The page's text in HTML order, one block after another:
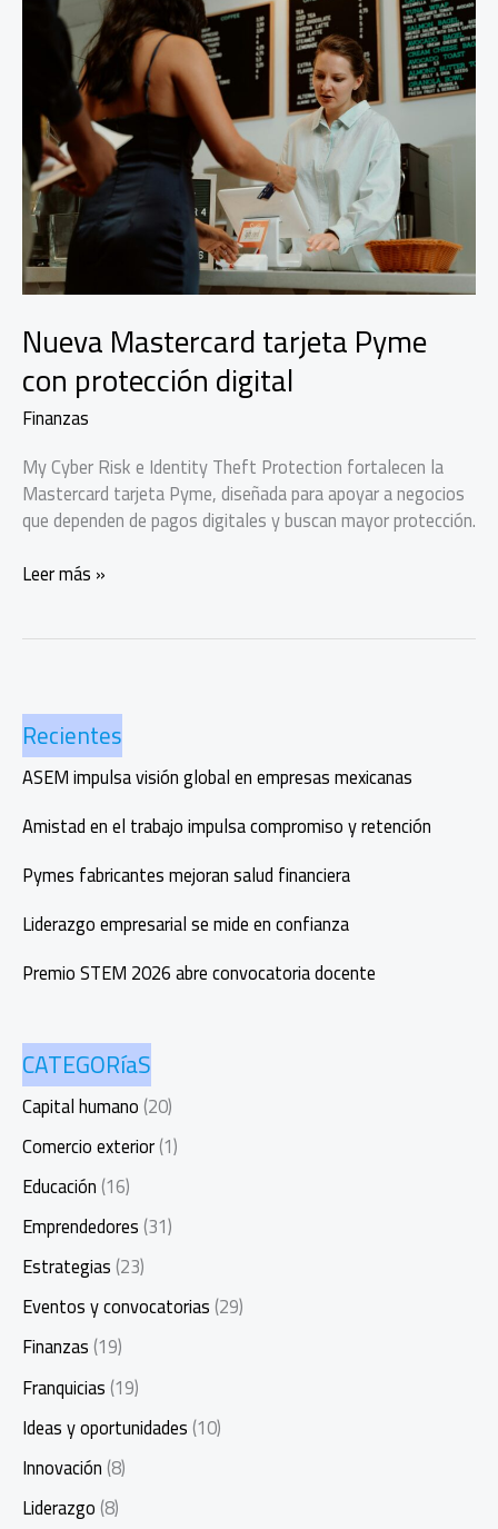
Nueva Mastercard tarjeta Pyme
con protección digital
Finanzas
My Cyber Risk e Identity Theft Protection fortalecen la
Mastercard tarjeta Pyme, diseñada para apoyar a negocios
que dependen de pagos digitales y buscan mayor protección.
Nueva
protección
digital
Leer más »
Recientes
ASEM impulsa visión global en empresas mexicanas
Amistad en el trabajo impulsa compromiso y retención
Pymes fabricantes mejoran salud financiera
Liderazgo empresarial se mide en confianza
Premio STEM 2026 abre convocatoria docente
CATEGORíaS
Capital humano(20)
Comercio exterior(1)
Educación(16)
Emprendedores(31)
Estrategias(23)
Eventos y convocatorias(29)
Finanzas(19)
Franquicias(19)
Ideas y oportunidades(10)
Innovación(8)
Liderazgo(8)